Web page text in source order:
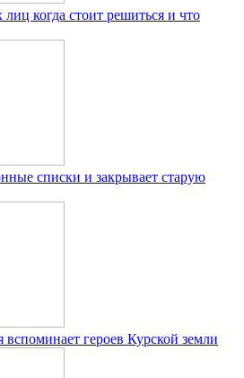
когда стоит решиться и что
списки и закрывает старую
вспоминает героев Курской земли